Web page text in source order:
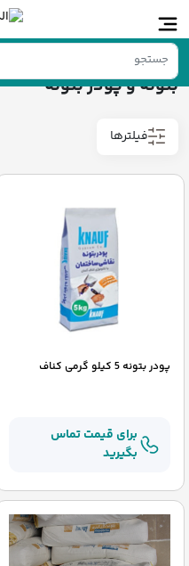
خانه/رنگ/ بتونه و پودر بتونه
بتونه و پودر بتونه
فیلترها
پودر بتونه 5 کیلو گرمی کناف
برای قیمت تماس
بگیرید